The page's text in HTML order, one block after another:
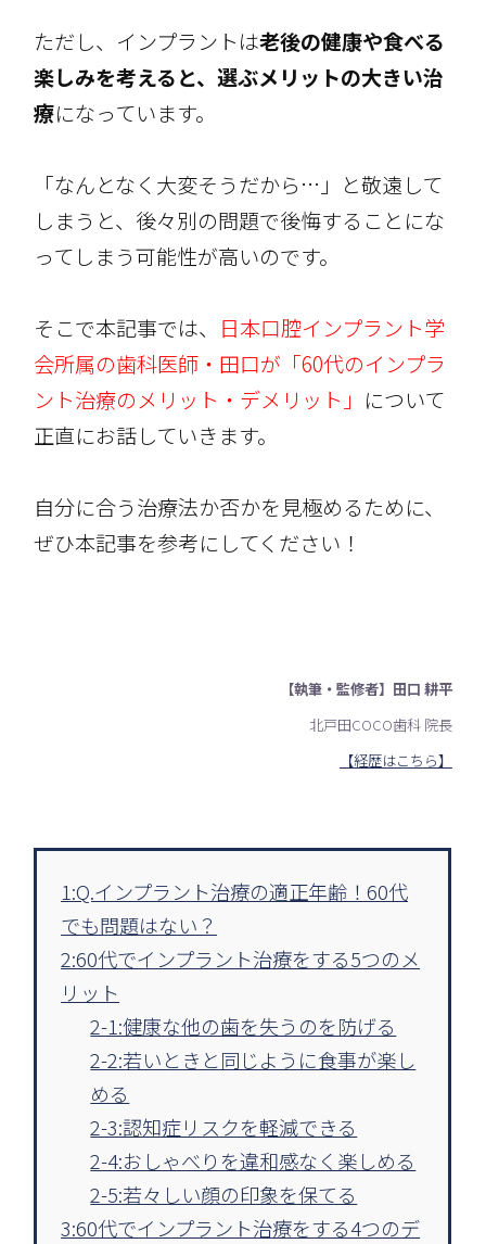
ただし、インプラントは老後の健康や食べる
楽しみを考えると、選ぶメリットの大きい治
療になっています。
「なんとなく大変そうだから…」と敬遠して
しまうと、後々別の問題で後悔することにな
ってしまう可能性が高いのです。
そこで本記事では、 日本口腔インプラント学
会所属の歯科医師・田口が「60代のインプラ
ント治療のメリット・デメリット」 について
正直にお話していきます。
自分に合う治療法か否かを見極めるために、
ぜひ本記事を参考にしてください！
【執筆・監修者】田口 耕平
北戸田COCO歯科 院長
【経歴はこちら】
1:Q.インプラント治療の適正年齢！60代
でも問題はない？
2:60代でインプラント治療をする5つのメ
リット
2-1:健康な他の歯を失うのを防げる
2-2:若いときと同じように食事が楽し
める
2-3:認知症リスクを軽減できる
2-4:おしゃべりを違和感なく楽しめる
2-5:若々しい顔の印象を保てる
3:60代でインプラント治療をする4つのデ